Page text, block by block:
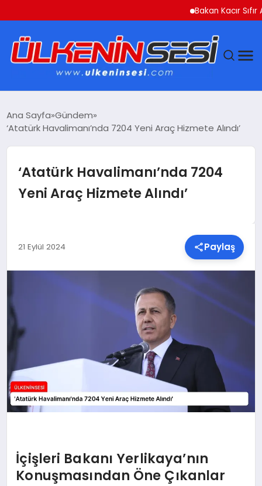
Bakan Kacır Sıfır
GÜNDEM
MAGAZIN
TEKNOLOJI
MALATYA HABERLERI
Ana Sayfa Gündem
‘Atatürk Havalimanı’nda 7204 Yeni Araç Hizmete Alındı’
‘Atatürk Havalimanı’nda 7204
Yeni Araç Hizmete Alındı’
21 Eylül 2024 Paylaş
İçişleri Bakanı Yerlikaya’nın
Konuşmasından Öne Çıkanlar